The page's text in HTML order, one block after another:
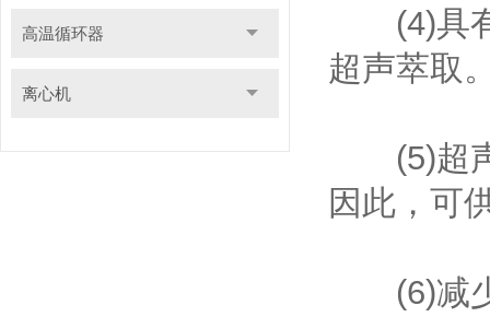
高温循环器
离心机
(4)具有
超声萃取
(5)超声
因此，可
(6)减少